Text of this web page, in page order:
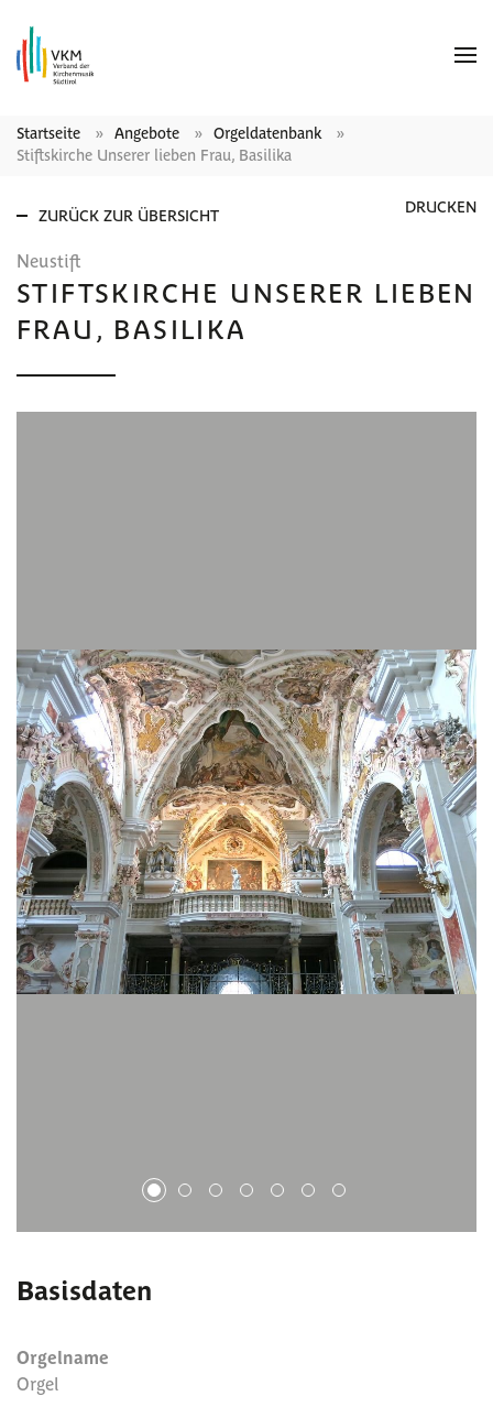
Startseite Angebote
Orgeldatenbank
Stiftskirche Unserer lieben Frau, Basilika
ZURÜCK ZUR ÜBERSICHT DRUCKEN
Neustift
STIFTSKIRCHE UNSERER LIEBEN
FRAU, BASILIKA
1 2 3 4 5 6 7
Basisdaten
Orgelname
Orgel